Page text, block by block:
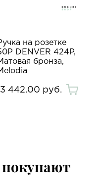
на розетке
DENVER 424P,
бронза,
13 442.00 руб.